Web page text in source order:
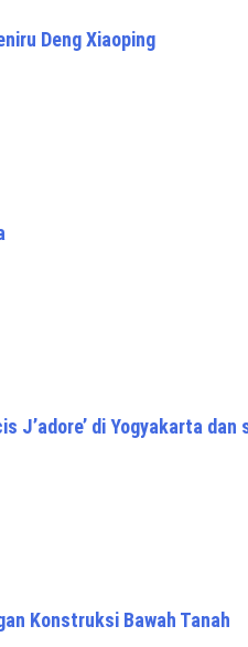
Deng Xiaoping
J’adore’ di Yogyakarta
Konstruksi Bawah Tanah